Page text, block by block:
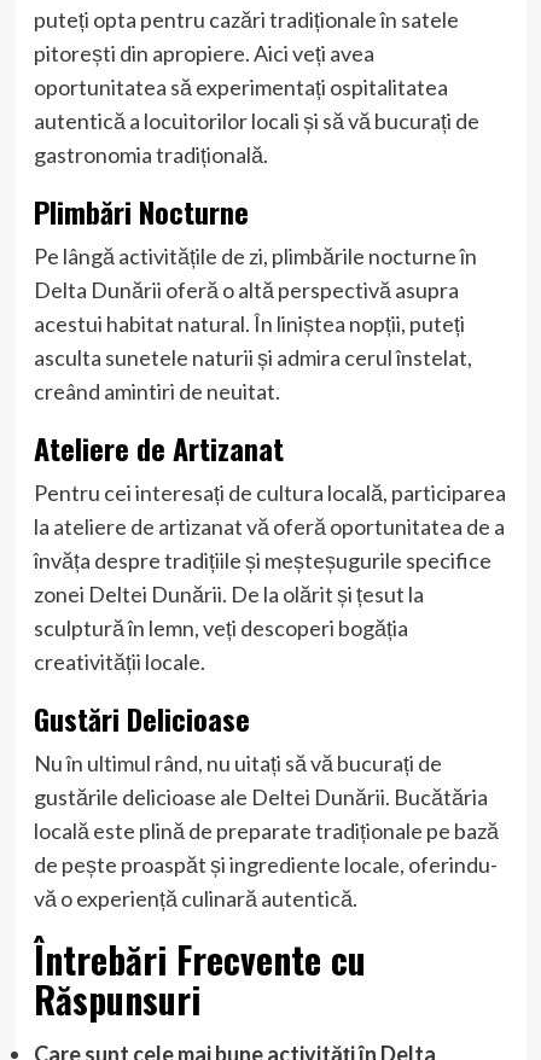
puteți opta pentru cazări tradiționale în satele
pitorești din apropiere. Aici veți avea
oportunitatea să experimentați ospitalitatea
autentică a locuitorilor locali și să vă bucurați de
gastronomia tradițională.
Plimbări Nocturne
Pe lângă activitățile de zi, plimbările nocturne în
Delta Dunării oferă o altă perspectivă asupra
acestui habitat natural. În liniștea nopții, puteți
asculta sunetele naturii și admira cerul înstelat,
creând amintiri de neuitat.
Ateliere de Artizanat
Pentru cei interesați de cultura locală, participarea
la ateliere de artizanat vă oferă oportunitatea de a
învăța despre tradițiile și meșteșugurile specifice
zonei Deltei Dunării. De la olărit și țesut la
sculptură în lemn, veți descoperi bogăția
creativității locale.
Gustări Delicioase
Nu în ultimul rând, nu uitați să vă bucurați de
gustările delicioase ale Deltei Dunării. Bucătăria
locală este plină de preparate tradiționale pe bază
de pește proaspăt și ingrediente locale, oferindu-
vă o experiență culinară autentică.
Întrebări Frecvente cu
Răspunsuri
Care sunt cele mai bune activități în Delta